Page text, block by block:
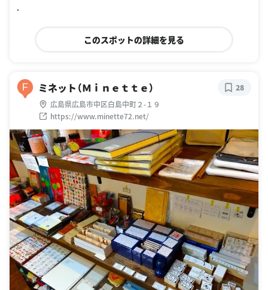
.
このスポットの詳細を見る
F ミネット（Ｍｉｎｅｔｔｅ）
広島県広島市中区白島中町２-１９
https://www.minette72.net/
28